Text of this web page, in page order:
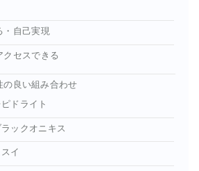
・自己実現
クセスできる
の良い組み合わせ
ドライト
ックオニキス
イ